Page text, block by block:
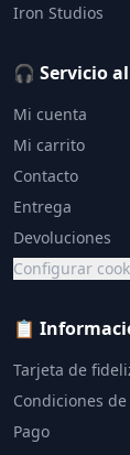
Iron Studios
🎧 Servicio
Mi cuenta
Mi carrito
Contacto
Entrega
Devoluciones
Configurar
📋
Tarjeta de
Condiciones
Pago